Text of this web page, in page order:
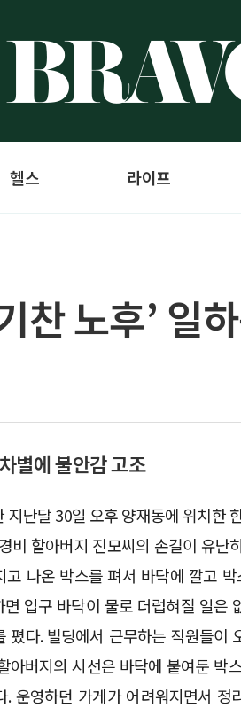
헬스 라이프
노후’ 일
별에 불안감 고조
지난달 30일 오후 양재동에 위치한
비 할아버지 진모씨의 손길이 유난
고 나온 박스를 펴서 바닥에 깔고
입구 바닥이 물로 더럽혀질 일은
폈다. 빌딩에서 근무하는 직원들이
아버지의 시선은 바닥에 붙여둔 박
. 운영하던 가게가 어려워지면서 정